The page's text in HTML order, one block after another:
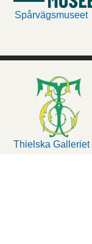
Spårvägsmuseet
Thielska Galleriet